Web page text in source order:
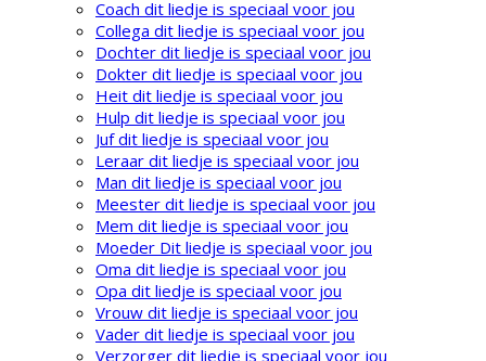
Coach dit liedje is speciaal voor jou
Collega dit liedje is speciaal voor jou
Dochter dit liedje is speciaal voor jou
Dokter dit liedje is speciaal voor jou
Heit dit liedje is speciaal voor jou
Hulp dit liedje is speciaal voor jou
Juf dit liedje is speciaal voor jou
Leraar dit liedje is speciaal voor jou
Man dit liedje is speciaal voor jou
Meester dit liedje is speciaal voor jou
Mem dit liedje is speciaal voor jou
Moeder Dit liedje is speciaal voor jou
Oma dit liedje is speciaal voor jou
Opa dit liedje is speciaal voor jou
Vrouw dit liedje is speciaal voor jou
Vader dit liedje is speciaal voor jou
Verzorger dit liedje is speciaal voor jou